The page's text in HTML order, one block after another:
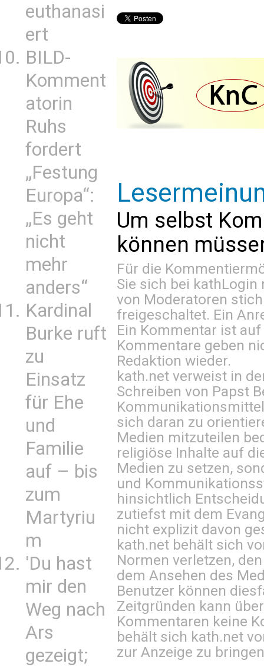
euthanasi
ert
BILD-
Komment
atorin
Ruhs
fordert
„Festung
Europa“:
„Es geht
nicht
mehr
anders“
Kardinal
Burke ruft
zu
Einsatz
für Ehe
und
Familie
auf – bis
zum
Martyriu
m
'Du hast
mir den
Weg nach
Ars
gezeigt;
Um selbst
können
Für die
Sie sich bei kathLogin
von Moderatoren
freigeschaltet. Ein
Ein Kommentar ist
Kommentare geben
Redaktion wieder.
kath.net verweist in
Schreiben von Papst
sich daran zu
Medien mitzuteilen
religiöse Inhalte auf
Medien zu setzen,
und
hinsichtlich
zutiefst mit dem
nicht explizit davon
kath.net behält sich
Normen verletzen,
dem Ansehen des
Benutzer können
Zeitgründen kann
Kommentaren keine
behält sich kath.net
zur Anzeige zu